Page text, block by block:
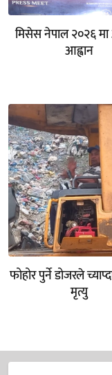
मिसेस नेपाल २०२६
आह्वान
फोहोर पुर्ने डोजरले
मृत्यु